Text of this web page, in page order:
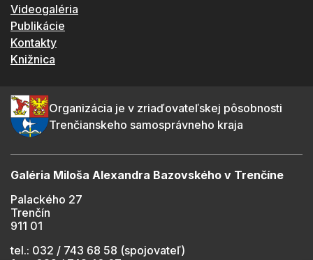
Videogaléria
Publikácie
Kontakty
Knižnica
Organizácia je v zriaďovateľskej pôsobnosti
Trenčianskeho samosprávneho kraja
Galéria Miloša Alexandra Bazovského v Trenčíne
Palackého 27
Trenčín
911 01
tel.: 032 / 743 68 58 (spojovateľ)